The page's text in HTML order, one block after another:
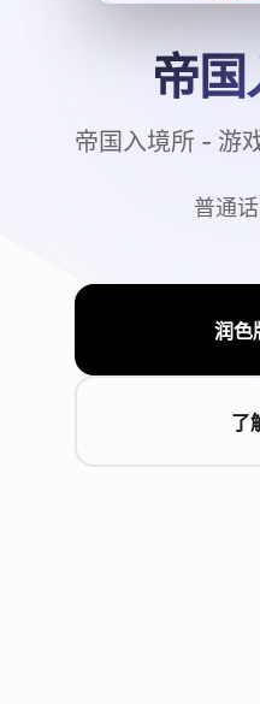
帝
帝国入境所 - 游
普通
润色
了